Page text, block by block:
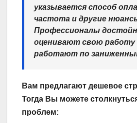
указывается способ
частота и другие
Профессионалы
оценивают свою работу
работают по
Вам предлагают дешевое
Тогда Вы можете
проблем: